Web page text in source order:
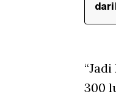
dari
300